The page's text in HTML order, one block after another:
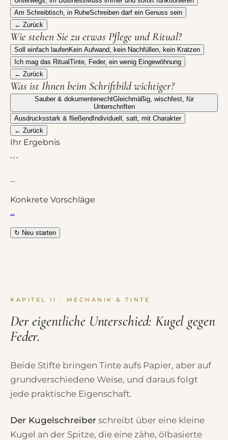
Am Schreibtisch, in RuheSchreiben darf ein Genuss sein
← Zurück
Wie stehen Sie zu etwas Pflege und Ritual?
Soll einfach laufenKein Aufwand, kein Nachfüllen, kein Kratzen
Ich mag das RitualTinte, Feder, ein wenig Eingewöhnung
← Zurück
Was ist Ihnen beim Schriftbild wichtiger?
Sauber & dokumentenechtGleichmäßig, wischfest, für
Unterschriften
Ausdrucksstark & fließend Individuell, satt, mit Charakter
← Zurück
Ihr Ergebnis
...
...
Konkrete Vorschläge
...
↻ Neu starten
KAPITEL II · MECHANIK & TINTE
Der eigentliche Unterschied: Kugel gegen
Feder.
Beide Stifte bringen Tinte aufs Papier, aber auf
grundverschiedene Weise, und daraus folgt
jede praktische Eigenschaft.
Der Kugelschreiber schreibt über eine kleine
Kugel an der Spitze, die eine zähe, ölbasierte